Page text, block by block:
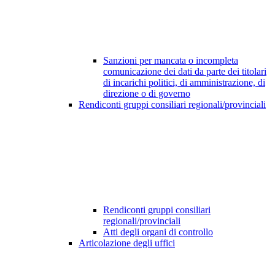
Sanzioni per mancata o incompleta
comunicazione dei dati da parte dei titolari
di incarichi politici, di amministrazione, di
direzione o di governo
Rendiconti gruppi consiliari regionali/provinciali
Rendiconti gruppi consiliari
regionali/provinciali
Atti degli organi di controllo
Articolazione degli uffici